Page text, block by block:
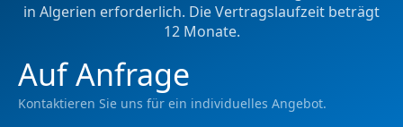
in Algerien erforderlich. Die Vertragslaufzeit beträgt
12 Monate.
Auf Anfrage
Kontaktieren Sie uns für ein individuelles Angebot.